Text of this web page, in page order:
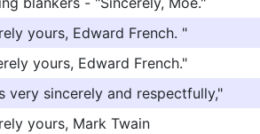
yours, Edward French. "
yours, Edward French."
very sincerely and respectfully,"
yours, Mark Twain